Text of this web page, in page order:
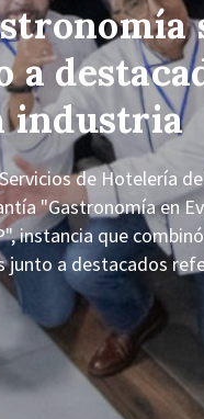
industria
de Hotelería
"Gastronomía en
instancia que
junto a destacados